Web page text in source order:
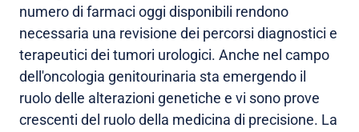
numero di farmaci oggi disponibili rendono
necessaria una revisione dei percorsi diagnostici e
terapeutici dei tumori urologici. Anche nel campo
dell'oncologia genitourinaria sta emergendo il
ruolo delle alterazioni genetiche e vi sono prove
crescenti del ruolo della medicina di precisione. La